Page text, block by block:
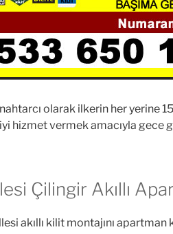
olarak ilkerin her yerine
hizmet vermek amacıyla gece
Çilingir Akıllı
akıllı kilit montajını